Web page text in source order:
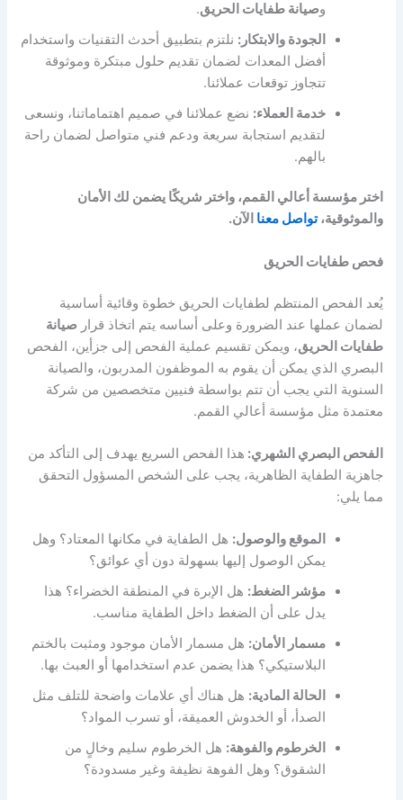
وصيانة طفايات الحريق.
الجودة والابتكار: نلتزم بتطبيق أحدث التقنيات واستخدام
أفضل المعدات لضمان تقديم حلول مبتكرة وموثوقة
تتجاوز توقعات عملائنا.
خدمة العملاء: نضع عملائنا في صميم اهتماماتنا، ونسعى
لتقديم استجابة سريعة ودعم فني متواصل لضمان راحة
بالهم.
اختر مؤسسة أعالي القمم، واختر شريكًا يضمن لك الأمان
والموثوقية،تواصل معنا الآن.
فحص طفايات الحريق
يُعد الفحص المنتظم لطفايات الحريق خطوة وقائية أساسية
لضمان عملها عند الضرورة وعلى أساسه يتم اتخاذ قرار صيانة
طفايات الحريق، ويمكن تقسيم عملية الفحص إلى جزأين، الفحص
البصري الذي يمكن أن يقوم به الموظفون المدربون، والصيانة
السنوية التي يجب أن تتم بواسطة فنيين متخصصين من شركة
معتمدة مثل مؤسسة أعالي القمم.
الفحص البصري الشهري: هذا الفحص السريع يهدف إلى التأكد من
جاهزية الطفاية الظاهرية، يجب على الشخص المسؤول التحقق
مما يلي:
الموقع والوصول: هل الطفاية في مكانها المعتاد؟ وهل
يمكن الوصول إليها بسهولة دون أي عوائق؟
مؤشر الضغط: هل الإبرة في المنطقة الخضراء؟ هذا
يدل على أن الضغط داخل الطفاية مناسب.
مسمار الأمان: هل مسمار الأمان موجود ومثبت بالختم
البلاستيكي؟ هذا يضمن عدم استخدامها أو العبث بها.
الحالة المادية: هل هناك أي علامات واضحة للتلف مثل
الصدأ، أو الخدوش العميقة، أو تسرب المواد؟
الخرطوم والفوهة: هل الخرطوم سليم وخالٍ من
الشقوق؟ وهل الفوهة نظيفة وغير مسدودة؟